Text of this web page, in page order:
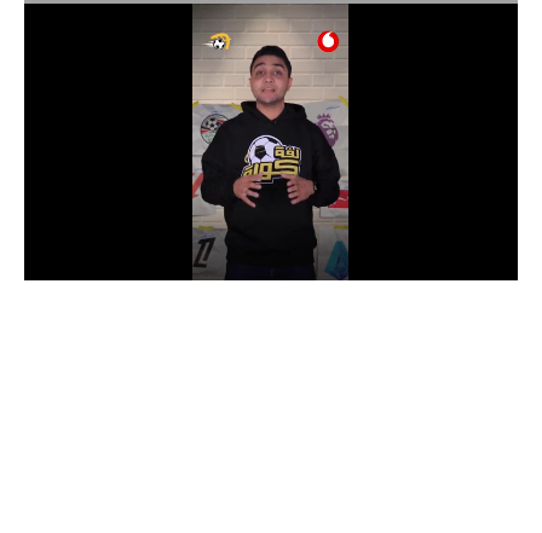
الدوري السعودي للمحترفين